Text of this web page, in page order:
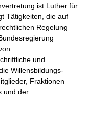
ist Luther für
Tätigkeiten, die auf
Regelung
und
Willensbildungs-
Fraktionen
und der